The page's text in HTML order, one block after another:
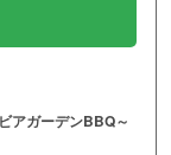
アガーデンBBQ～